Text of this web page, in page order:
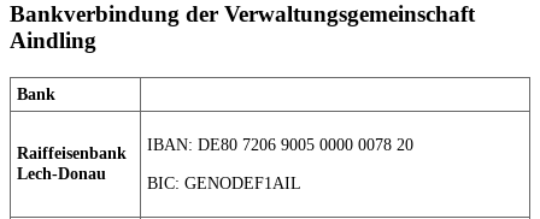
Bankverbindung der Verwaltungsgemeinschaft
Aindling
Bank
Raiffeisenbank
Lech-Donau
IBAN: DE80 7206 9005 0000 0078 20
BIC: GENODEF1AIL